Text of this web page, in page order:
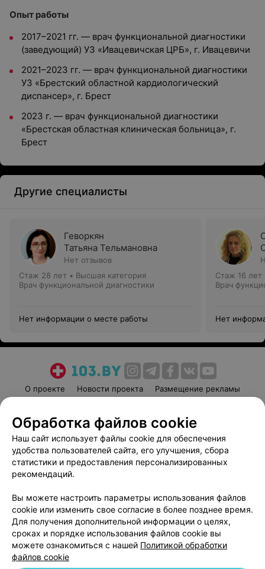
Опыт работы
2017–2021 гг. — врач функциональной диагностики
(заведующий) УЗ «Ивацевичская ЦРБ», г. Ивацевичи
2021–2023 гг. — врач функциональной диагностики
УЗ «Брестский областной кардиологический
диспансер», г. Брест
2023 г. — врач функциональной диагностики
«Брестская областная клиническая больница», г.
Брест
Другие специалисты
Геворкян
Татьяна Тельмановна
Нет отзывов
Стаж 28 лет • Высшая категория
Врач функциональной диагностики
Нет информации о месте работы
Стаж 16 лет
Врач
Нет
О проекте Новости проекта
Размещение рекламы
Пользовательское соглашение
Способы оплаты
Вакансии
Партнеры
Написать руководителю 103.by
Обработка персональных данных
Обработка файлов cookie
Наш сайт использует файлы cookie для обеспечения
удобства пользователей сайта, его улучшения, сбора
статистики и предоставления персонализированных
рекомендаций.
Вы можете настроить параметры использования файлов
cookie или изменить свое согласие в более позднее время.
Для получения дополнительной информации о целях,
сроках и порядке использования файлов cookie вы
можете ознакомиться с нашей Политикой обработки
файлов cookie